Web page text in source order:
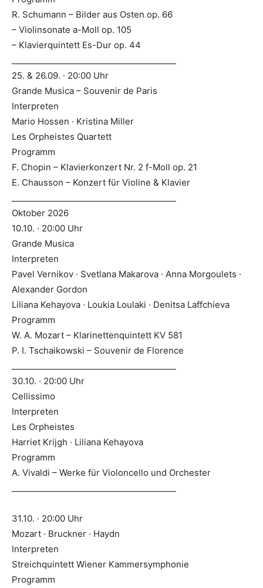
R. Schumann – Bilder aus Osten op. 66
– Violinsonate a-Moll op. 105
– Klavierquintett Es-Dur op. 44
25. & 26.09. · 20:00 Uhr
Grande Musica – Souvenir de Paris
Interpreten
Mario Hossen · Kristina Miller
Les Orpheistes Quartett
Programm
F. Chopin – Klavierkonzert Nr. 2 f-Moll op. 21
E. Chausson – Konzert für Violine & Klavier
Oktober 2026
10.10. · 20:00 Uhr
Grande Musica
Interpreten
Pavel Vernikov · Svetlana Makarova · Anna Morgoulets ·
Alexander Gordon
Liliana Kehayova · Loukia Loulaki · Denitsa Laffchieva
Programm
W. A. Mozart – Klarinettenquintett KV 581
P. I. Tschaikowski – Souvenir de Florence
30.10. · 20:00 Uhr
Cellissimo
Interpreten
Les Orpheistes
Harriet Krijgh · Liliana Kehayova
Programm
A. Vivaldi – Werke für Violoncello und Orchester
31.10. · 20:00 Uhr
Mozart · Bruckner · Haydn
Interpreten
Streichquintett Wiener Kammersymphonie
Programm